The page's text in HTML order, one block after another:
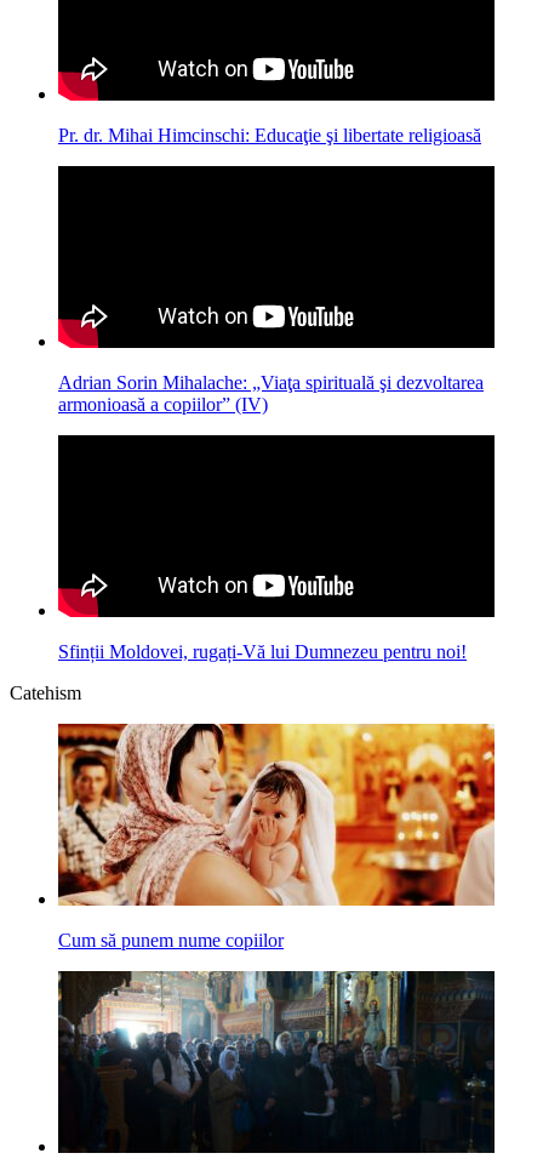
Pr. dr. Mihai Himcinschi: Educaţie şi libertate religioasă
Adrian Sorin Mihalache: „Viaţa spirituală şi dezvoltarea
armonioasă a copiilor” (IV)
Sfinții Moldovei, rugați-Vă lui Dumnezeu pentru noi!
Catehism
Cum să punem nume copiilor